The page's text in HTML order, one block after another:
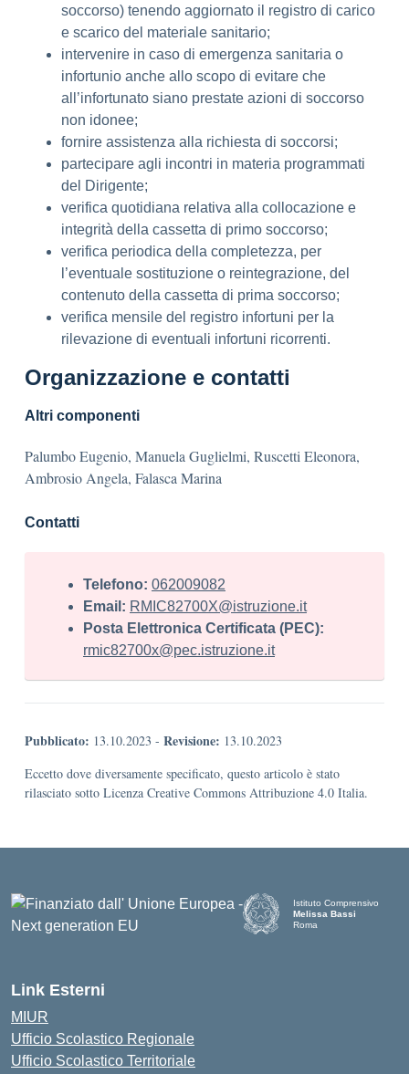
soccorso) tenendo aggiornato il registro di carico
e scarico del materiale sanitario;
intervenire in caso di emergenza sanitaria o
infortunio anche allo scopo di evitare che
all’infortunato siano prestate azioni di soccorso
non idonee;
fornire assistenza alla richiesta di soccorsi;
partecipare agli incontri in materia programmati
del Dirigente;
verifica quotidiana relativa alla collocazione e
integrità della cassetta di primo soccorso;
verifica periodica della completezza, per
l’eventuale sostituzione o reintegrazione, del
contenuto della cassetta di prima soccorso;
verifica mensile del registro infortuni per la
rilevazione di eventuali infortuni ricorrenti.
Organizzazione e contatti
Altri componenti
Palumbo Eugenio, Manuela Guglielmi, Ruscetti Eleonora,
Ambrosio Angela, Falasca Marina
Contatti
Telefono: 062009082
Email: RMIC82700X@istruzione.it
Posta Elettronica Certificata (PEC):
rmic82700x@pec.istruzione.it
Pubblicato: 13.10.2023 - Revisione: 13.10.2023
Eccetto dove diversamente specificato, questo articolo è stato
rilasciato sotto Licenza Creative Commons Attribuzione 4.0 Italia.
Istituto Comprensivo
Melissa Bassi
Roma
Link Esterni
MIUR
Ufficio Scolastico Regionale
Ufficio Scolastico Territoriale